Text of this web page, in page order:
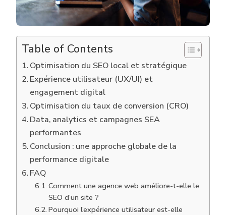
PERFORMANCE
DIGITALE
Table of Contents
Optimisation du SEO local et stratégique
Expérience utilisateur (UX/UI) et
engagement digital
Optimisation du taux de conversion (CRO)
Data, analytics et campagnes SEA
performantes
Conclusion : une approche globale de la
performance digitale
FAQ
Comment une agence web améliore-t-elle le
SEO d’un site ?
Pourquoi l’expérience utilisateur est-elle